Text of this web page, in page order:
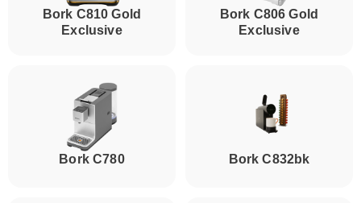
Bork C810 Gold
Exclusive
Bork C806 Gold
Exclusive
Bork C780 Bork C832bk